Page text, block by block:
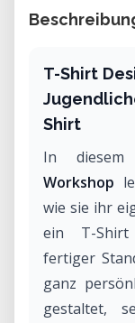
T-Shirt
Shirt
In
Workshop
wie sie ihr
ein T-
fertiger
ganz
gestaltet,